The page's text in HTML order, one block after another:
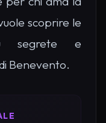
scoprire le
segrete e
Benevento.